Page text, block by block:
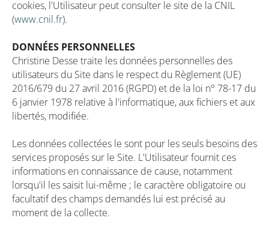
cookies, l'Utilisateur peut consulter le site de la CNIL
(www.cnil.fr).
DONNÉES PERSONNELLES
Christine Desse traite les données personnelles des
utilisateurs du Site dans le respect du Règlement (UE)
2016/679 du 27 avril 2016 (RGPD) et de la loi n° 78-17 du
6 janvier 1978 relative à l'informatique, aux fichiers et aux
libertés, modifiée.
Les données collectées le sont pour les seuls besoins des
services proposés sur le Site. L'Utilisateur fournit ces
informations en connaissance de cause, notamment
lorsqu'il les saisit lui-même ; le caractère obligatoire ou
facultatif des champs demandés lui est précisé au
moment de la collecte.